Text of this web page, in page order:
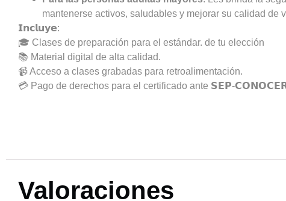
mantenerse activos, saludables y mejorar su calidad de
𝗜𝗻𝗰𝗹𝘂𝘆𝗲:
🎓 Clases de preparación para el estándar. de tu elección
📚 Material digital de alta calidad.
📹 Acceso a clases grabadas para retroalimentación.
💳 Pago de derechos para el certificado ante 𝗦𝗘𝗣-
Valoraciones